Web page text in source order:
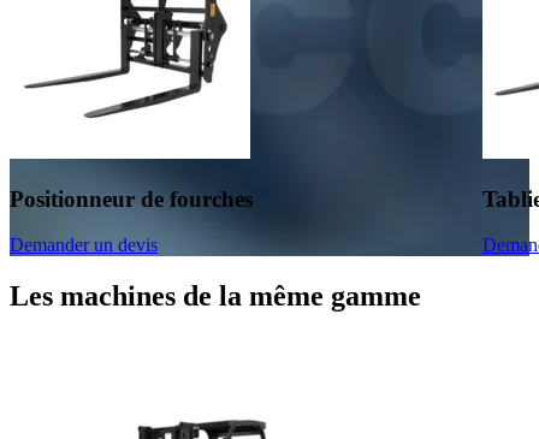
Positionneur de fourches
Demander un devis
Les machines de la même gamme